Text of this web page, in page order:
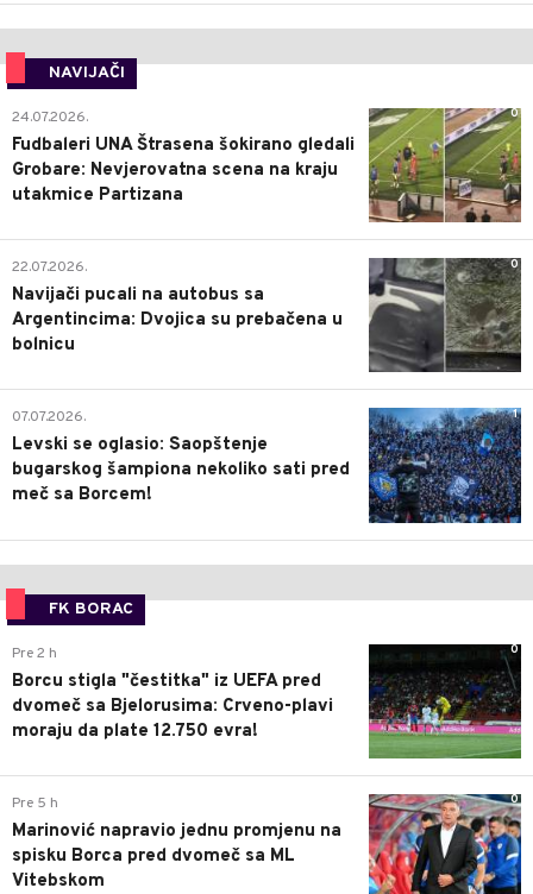
NAVIJAČI
0
24.07.2026.
Fudbaleri UNA Štrasena šokirano gledali
Grobare: Nevjerovatna scena na kraju
utakmice Partizana
0
22.07.2026.
Navijači pucali na autobus sa
Argentincima: Dvojica su prebačena u
bolnicu
1
07.07.2026.
Levski se oglasio: Saopštenje
bugarskog šampiona nekoliko sati pred
meč sa Borcem!
FK BORAC
0
Pre 2 h
Borcu stigla "čestitka" iz UEFA pred
dvomeč sa Bjelorusima: Crveno-plavi
moraju da plate 12.750 evra!
0
Pre 5 h
Marinović napravio jednu promjenu na
spisku Borca pred dvomeč sa ML
Vitebskom